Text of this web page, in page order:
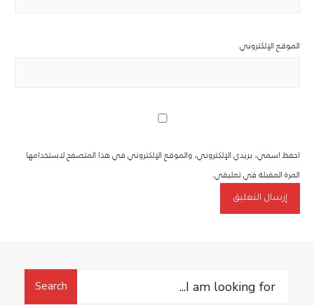
الموقع الإلكتروني
احفظ اسمي، بريدي الإلكتروني، والموقع الإلكتروني في هذا المتصفح لاستخدامها
المرة المقبلة في تعليقي.
Search
Search